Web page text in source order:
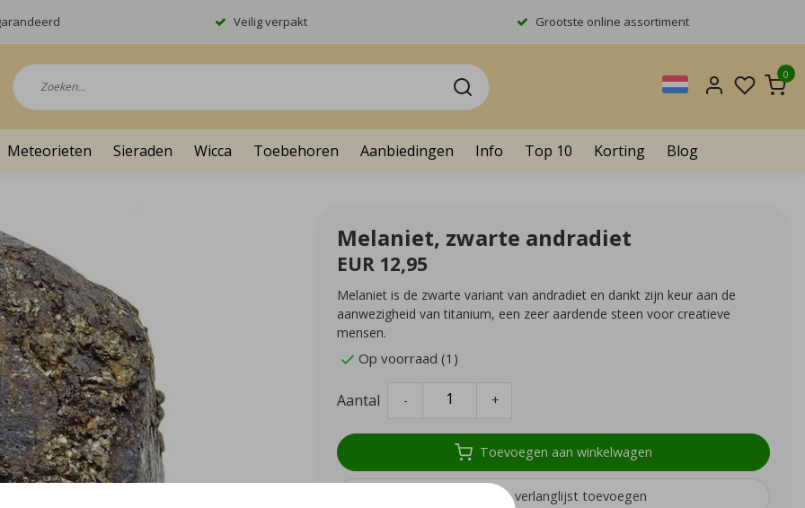
Veilig verpakt Grootste online assortiment
0
Meteorieten Sieraden Wicca Toebehoren Aanbiedingen Info Top 10 Korting Blog
Melaniet, zwarte andradiet
EUR 12,95
Melaniet is de zwarte variant van andradiet en dankt zijn keur aan de
aanwezigheid van titanium, een zeer aardende steen voor creatieve
mensen.
Op voorraad (1)
Aantal - +
Toevoegen aan winkelwagen
Aan verlanglijst toevoegen